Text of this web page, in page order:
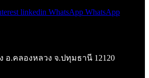
linkedin WhatsApp WhatsApp
อ.คลองหลวง จ.ปทุมธานี 12120